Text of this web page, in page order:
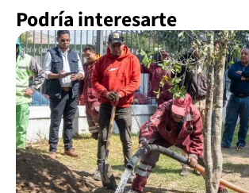
Podría interesarte